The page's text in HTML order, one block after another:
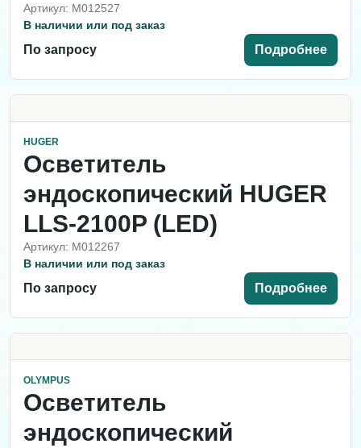
Артикул: M012527
В наличии или под заказ
По запросу Подробнее
HUGER
Осветитель
эндоскопический HUGER
LLS-2100P (LED)
Артикул: M012267
В наличии или под заказ
По запросу Подробнее
OLYMPUS
Осветитель
эндоскопический